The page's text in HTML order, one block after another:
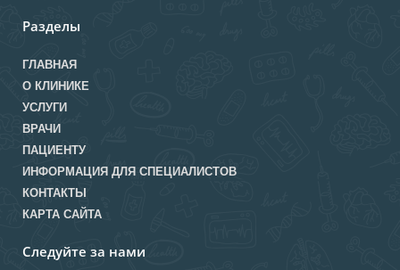
Разделы
ГЛАВНАЯ
О КЛИНИКЕ
УСЛУГИ
ВРАЧИ
ПАЦИЕНТУ
ИНФОРМАЦИЯ ДЛЯ СПЕЦИАЛИСТОВ
КОНТАКТЫ
КАРТА САЙТА
Следуйте за нами